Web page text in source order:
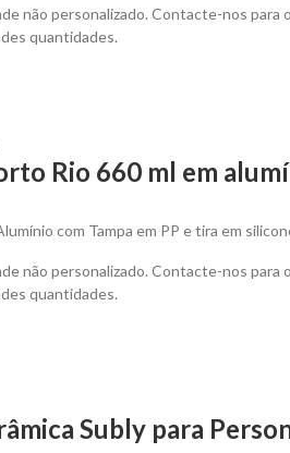
não personalizado. Contacte-nos para
quantidades.
Rio 660 ml em
com Tampa em PP e tira em
não personalizado. Contacte-nos para
quantidades.
Subly para